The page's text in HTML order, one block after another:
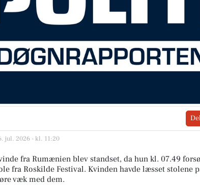
jul. 2026 - kl. 11:20
fra Rumænien blev standset, da hun kl. 07.49
fra Roskilde Festival. Kvinden havde læsset stolene
væk med dem.